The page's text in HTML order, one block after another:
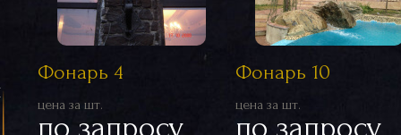
Фонарь 4
цена за шт.
по запросу
Фонарь 10
цена за шт.
по запросу